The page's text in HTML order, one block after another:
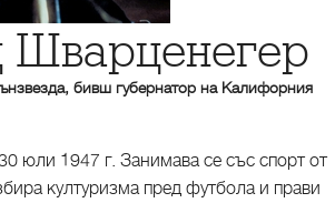
Шварценегер
бивш губернатор на Калифорния
юли 1947 г. Занимава се със спорт от
културизма пред футбола и прави